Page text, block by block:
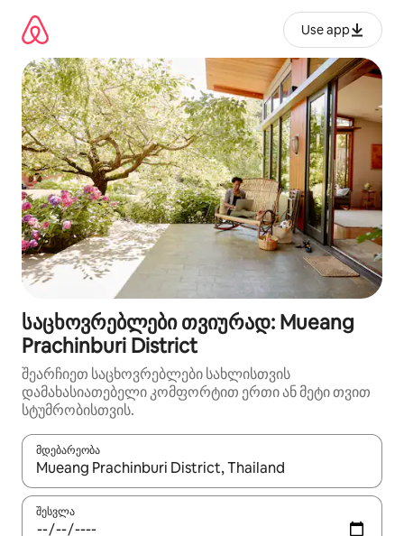
გადასვლა
Use app
საცხოვრებლები თვიურად: Mueang
Prachinburi District
შეარჩიეთ საცხოვრებლები სახლისთვის
დამახასიათებელი კომფორტით ერთი ან მეტი თვით
სტუმრობისთვის.
მდებარეობა
როცა შედეგები ხელმისაწვდომი გახდება, ნავიგაციისთვის
შესვლა